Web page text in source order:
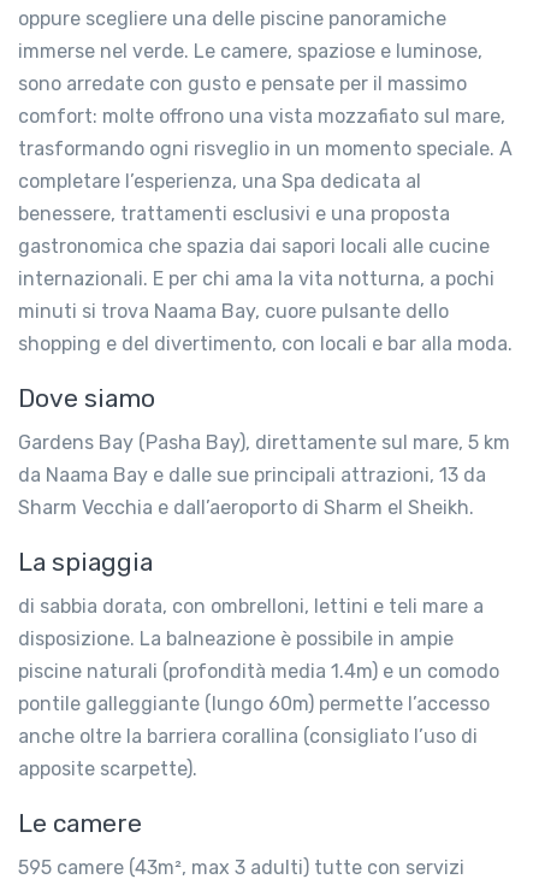
oppure scegliere una delle piscine panoramiche
immerse nel verde. Le camere, spaziose e luminose,
sono arredate con gusto e pensate per il massimo
comfort: molte offrono una vista mozzafiato sul mare,
trasformando ogni risveglio in un momento speciale. A
completare l’esperienza, una Spa dedicata al
benessere, trattamenti esclusivi e una proposta
gastronomica che spazia dai sapori locali alle cucine
internazionali. E per chi ama la vita notturna, a pochi
minuti si trova Naama Bay, cuore pulsante dello
shopping e del divertimento, con locali e bar alla moda.
Dove siamo
Gardens Bay (Pasha Bay), direttamente sul mare, 5 km
da Naama Bay e dalle sue principali attrazioni, 13 da
Sharm Vecchia e dall’aeroporto di Sharm el Sheikh.
La spiaggia
di sabbia dorata, con ombrelloni, lettini e teli mare a
disposizione. La balneazione è possibile in ampie
piscine naturali (profondità media 1.4m) e un comodo
pontile galleggiante (lungo 60m) permette l’accesso
anche oltre la barriera corallina (consigliato l’uso di
apposite scarpette).
Le camere
595 camere (43m², max 3 adulti) tutte con servizi